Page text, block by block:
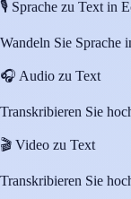
🎙️ Sprache zu Text in
Wandeln Sie Sprache
🎧 Audio zu Text
Transkribieren Sie
🎬 Video zu Text
Transkribieren Sie